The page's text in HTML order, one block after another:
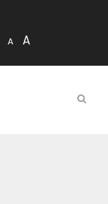
A A